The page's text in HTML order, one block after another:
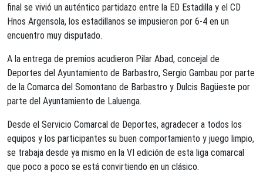
final se vivió un auténtico partidazo entre la ED Estadilla y el CD
Hnos Argensola, los estadillanos se impusieron por 6-4 en un
encuentro muy disputado.
A la entrega de premios acudieron Pilar Abad, concejal de
Deportes del Ayuntamiento de Barbastro, Sergio Gambau por parte
de la Comarca del Somontano de Barbastro y Dulcis Bagüeste por
parte del Ayuntamiento de Laluenga.
Desde el Servicio Comarcal de Deportes, agradecer a todos los
equipos y los participantes su buen comportamiento y juego limpio,
se trabaja desde ya mismo en la VI edición de esta liga comarcal
que poco a poco se está convirtiendo en un clásico.